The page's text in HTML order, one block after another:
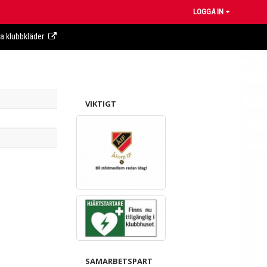
LOGGA IN
klubbkläder
VIKTIGT
SAMARBETSPART